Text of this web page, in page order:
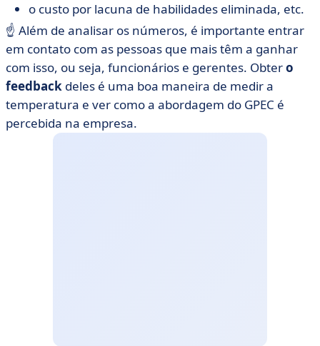
o custo por lacuna de habilidades eliminada, etc.
☝️ Além de analisar os números, é importante entrar
em contato com as pessoas que mais têm a ganhar
com isso, ou seja, funcionários e gerentes. Obtero
feedback deles é uma boa maneira de medir a
temperatura e ver como a abordagem do GPEC é
percebida na empresa.